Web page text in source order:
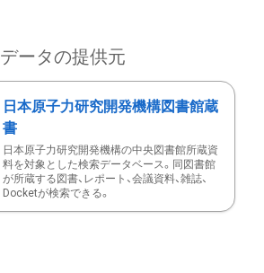
データの提供元
日本原子力研究開発機構図書館蔵
書
日本原子力研究開発機構の中央図書館所蔵資
料を対象とした検索データベース。同図書館
が所蔵する図書、レポート、会議資料、雑誌、
Docketが検索できる。